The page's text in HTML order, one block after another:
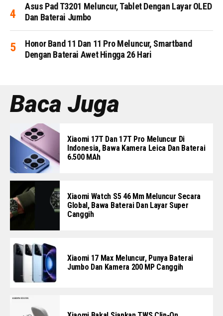
Asus Pad T3201 Meluncur, Tablet Dengan Layar OLED
Dan Baterai Jumbo
Honor Band 11 Dan 11 Pro Meluncur, Smartband
Dengan Baterai Awet Hingga 26 Hari
Baca Juga
Xiaomi 17T Dan 17T Pro Meluncur Di
Indonesia, Bawa Kamera Leica Dan Baterai
6.500 MAh
Xiaomi Watch S5 46 Mm Meluncur Secara
Global, Bawa Baterai Dan Layar Super
Canggih
Xiaomi 17 Max Meluncur, Punya Baterai
Jumbo Dan Kamera 200 MP Canggih